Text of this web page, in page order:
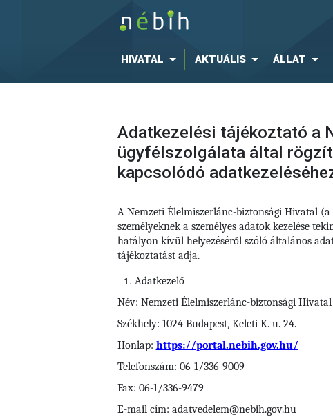
HIVATAL AKTUÁLIS ÁLLAT
Adatkezelési tájékoztató a
ügyfélszolgálata által
kapcsolódó
A Nemzeti Élelmiszerlánc-biztonsági Hivatal
személyeknek a személyes adatok kezelése
hatályon kívül helyezéséről szóló általános
tájékoztatást adja.
Adatkezelő
Név: Nemzeti Élelmiszerlánc-biztonsági Hivatal
Székhely: 1024 Budapest, Keleti K. u. 24.
Honlap: https://portal.nebih.gov.hu/
Telefonszám: 06-1/336-9009
Fax: 06-1/336-9479
E-mail cím: adatvedelem@nebih.gov.hu